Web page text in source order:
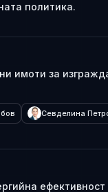
политика.
имоти за
Севделина